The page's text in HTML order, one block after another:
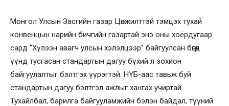
Монгол Улсын Засгийн газар Цөлжилттэй тэмцэх тухай
конвенцын нарийн бичгийн газартай энэ оны хоёрдугаар
сард “Хүлээн авагч улсын хэлэлцээр” байгуулсан бөгөөд
үүнд тусгасан стандартын дагуу бүхий л зохион
байгуулалтыг бэлтгэх үүрэгтэй. НҮБ-аас тавьж буй
стандартын дагуу бэлтгэл ажлыг хангах учиртай.
Тухайлбал, барилга байгууламжийн бэлэн байдал, түүний